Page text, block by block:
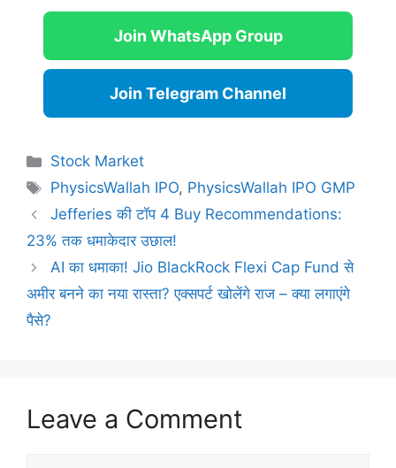
Join WhatsApp Group
Join Telegram Channel
Categories
Stock Market
Tags
PhysicsWallah IPO, PhysicsWallah IPO GMP
Jefferies की टॉप 4 Buy Recommendations:
23% तक धमाकेदार उछाल!
AI का धमाका! Jio BlackRock Flexi Cap Fund से
अमीर बनने का नया रास्ता? एक्सपर्ट खोलेंगे राज – क्या लगाएंगे
पैसे?
Leave a Comment